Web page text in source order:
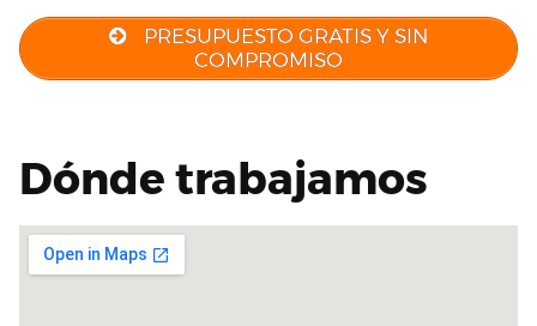
PRESUPUESTO GRATIS Y SIN
COMPROMISO
Dónde trabajamos